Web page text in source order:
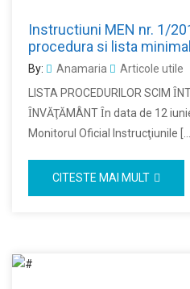
Instructiuni MEN nr. 1/
procedura si lista
By: Anamaria
Articole utile
LISTA PROCEDURILOR SCIM
ȊNVĂŢĂMÂNT Ȋn data de 12
Monitorul Oficial Instrucţiunile […]
CITESTE MAI MULT